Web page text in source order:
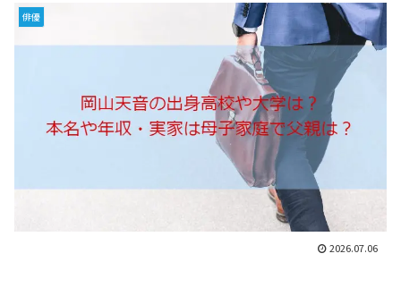
俳優
2026.07.06